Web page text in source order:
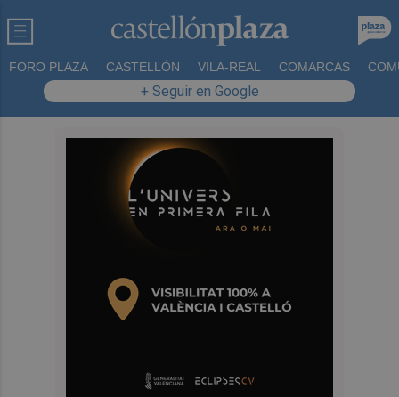
FORO PLAZA CASTELLÓN VILA-REAL COMARCAS
+ Seguir en Google